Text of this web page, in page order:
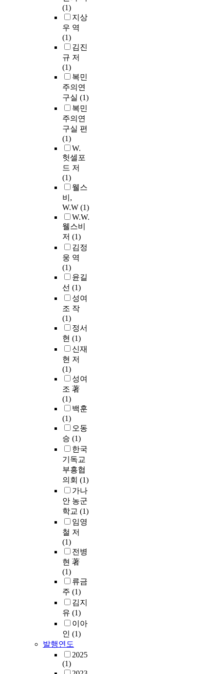
(1)
지상
우 역
(1)
김진
규 저
(1)
복민
주의연
구실 (1)
복민
주의연
구실 편
(1)
W.
헛셀포
드 저
(1)
웰스
비,
W.W (1)
W.W.
웰스비
저 (1)
김정
웅 역
(1)
윤길
선 (1)
성여
조 작
(1)
정서
현 (1)
신재
현 저
(1)
성여
조 著
(1)
백훈
(1)
오동
승 (1)
한국
기독교
부흥협
의회 (1)
가나
안 농군
학교 (1)
임영
철 저
(1)
전병
현 著
(1)
류금
주 (1)
김지
유 (1)
이아
인 (1)
발행연도
2025
(1)